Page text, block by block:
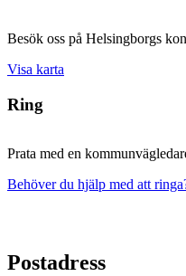
Besök oss på Helsingborgs
Visa karta
Ring
Prata med en
Behöver du hjälp med att
Postadress